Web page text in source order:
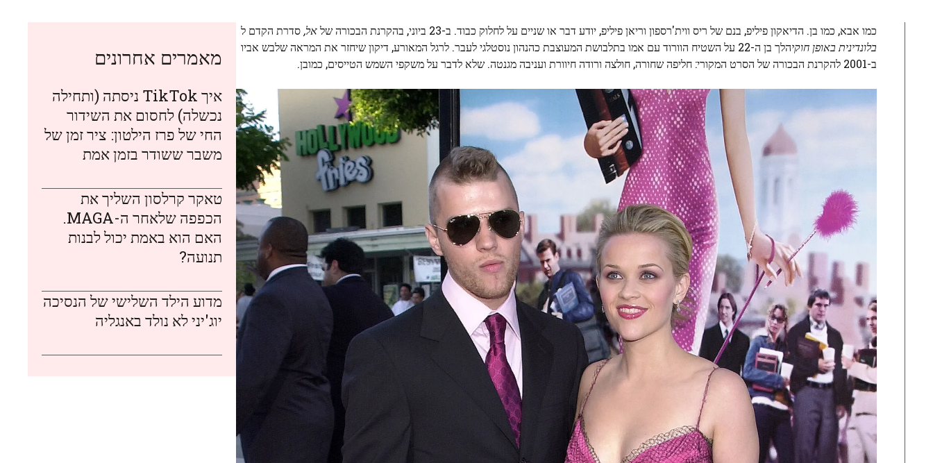
כמו אבא, כמו בן. הדיאקון פיליפ, בנם של ריס ווית'רספון וריאן פיליפ, יודע דבר או שניים על לחלוק כבוד. ב-23 ביוני, בהקרנת הבכורה של אל, סדרת הקדם ל
בלונדינית באופן חוקי
הלך בן ה-22 על השטיח הוורוד עם אמו בתלבושת המעוצבת כהנהון נוסטלגי לעבר. לרגל המאורע, דיקון שיחזר את המראה שלבש אביו
ב-2001 להקרנת הבכורה של הסרט המקורי: חליפה שחורה, חולצה ורודה חיוורת ועניבה מגנטה. שלא לדבר על משקפי השמש הטייסים, כמובן.
מאמרים אחרונים
איך TikTok ניסתה (ותחילה
נכשלה) לחסום את השידור
החי של פרז הילטון: ציר זמן של
משבר ששודר בזמן אמת
טאקר קרלסון השליך את
הכפפה שלאחר ה-MAGA.
האם הוא באמת יכול לבנות
תנועה?
מדוע הילד השלישי של הנסיכה
יוג'יני לא נולד באנגליה